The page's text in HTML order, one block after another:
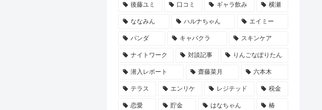
後藤ユミ 口コミ ギャラ飲み 横瀬
ななみん ハルナちゃん エイミー
パンダ キャバクラ スキンケア
ナイトワーク 対談記事 りんごなぽりたん
潜入レポート 齋藤菜月 六本木
テラス エンリケ レジテッド 税金
恋愛 貯金 はなちゃん 椿